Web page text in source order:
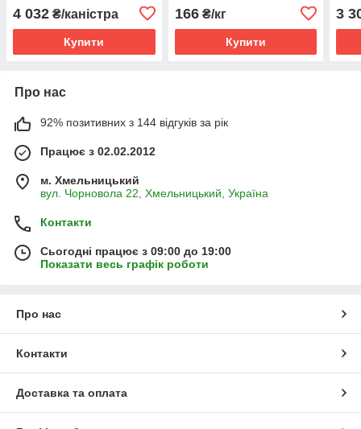
4 032 ₴/каністра
Купити
166₴/кг
Купити
3
Про нас
92% позитивних з 144 відгуків за рік
Працює з 02.02.2012
м. Хмельницький
вул. Чорновола 22, Хмельницький, Україна
Контакти
Сьогодні працює з 09:00 до 19:00
Показати весь графік роботи
Про нас
Контакти
Доставка та оплата